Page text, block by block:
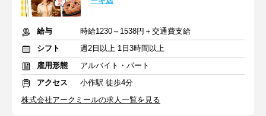
給与
時給1230～1538円＋交通費支給
シフト
週2日以上 1日3時間以上
雇用形態
アルバイト・パート
アクセス
小作駅 徒歩4分
株式会社アークミールの求人一覧を見る